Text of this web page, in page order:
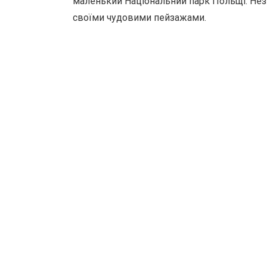
своїми чудовими пейзажами.